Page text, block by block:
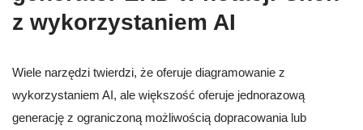
z wykorzystaniem AI
Wiele narzędzi twierdzi, że oferuje diagramowanie z
wykorzystaniem AI, ale większość oferuje jednorazową
generację z ograniczoną możliwością dopracowania lub